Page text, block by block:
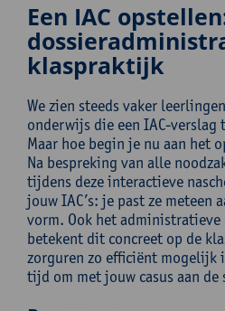
Een IAC
klaspraktijk
We zien steeds vaker
onderwijs die een IAC-verslag
Maar hoe begin je nu aan het
Na bespreking van alle
tijdens deze interactieve
jouw IAC’s: je past ze meteen
vorm. Ook het
betekent dit concreet op de
zorguren zo efficiënt mogelijk
tijd om met jouw casus aan de